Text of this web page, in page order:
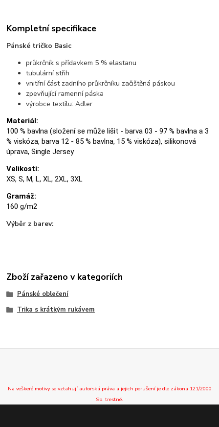
Kompletní specifikace
Pánské tričko Basic
průkrčník s přídavkem 5 % elastanu
tubulární střih
vnitřní část zadního průkrčníku začištěná páskou
zpevňující ramenní páska
výrobce textilu: Adler
Materiál:
100 % bavlna (složení se může lišit - barva 03 - 97 % bavlna a 3
% viskóza, barva 12 - 85 % bavlna, 15 % viskóza), silikonová
úprava, Single Jersey
Velikosti:
XS, S, M, L, XL, 2XL, 3XL
Gramáž:
160 g/m2
Výběr z barev:
Zboží zařazeno v kategoriích
Pánské oblečení
Trika s krátkým rukávem
Na veškeré motivy se vztahují autorská práva a jejich porušení je dle zákona 121/2000
Sb. trestné.